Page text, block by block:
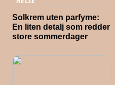
Solkrem uten parfyme:
En liten detalj som redder
store sommerdager